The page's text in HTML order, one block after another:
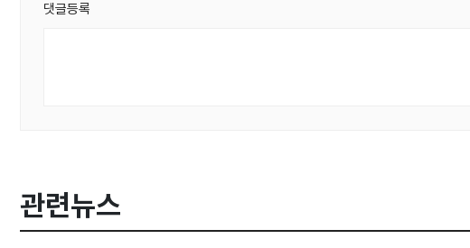
댓글등록
관련뉴스